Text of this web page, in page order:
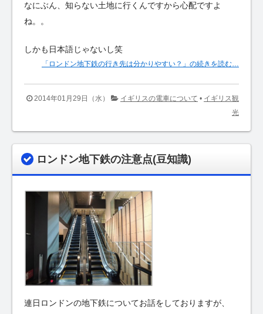
なにぶん、知らない土地に行くんですから心配ですよ
ね。。
しかも日本語じゃないし笑
「ロンドン地下鉄の行き先は分かりやすい？」の続きを読む…
2014年01月29日（水） イギリスの電車について • イギリス観
光
ロンドン地下鉄の注意点(豆知識)
連日ロンドンの地下鉄についてお話をしておりますが、